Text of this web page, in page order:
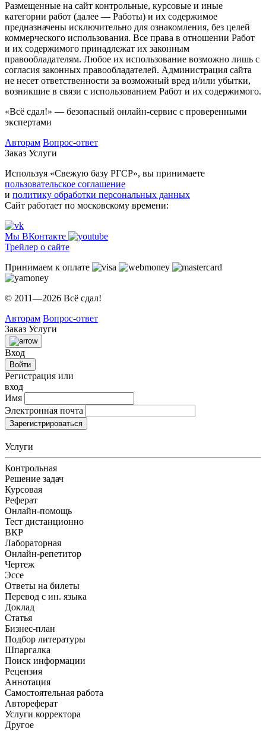
Размещенные на сайт контрольные, курсовые и иные
категории работ (далее — Работы) и их содержимое
предназначены исключительно для ознакомления, без целей
коммерческого использования. Все права в отношении Работ
и их содержимого принадлежат их законным
правообладателям. Любое их использование возможно лишь с
согласия законных правообладателей. Администрация сайта
не несет ответственности за возможный вред и/или убытки,
возникшие в связи с использованием Работ и их содержимого.
«Всё сдал!» — безопасный онлайн-сервис с проверенными
экспертами
Авторам Вопрос-ответ
Заказ Услуги
Используя «Свежую базу РГСР», вы принимаете
пользовательское соглашение
и политику обработки персональных данных
Сайт работает по московскому времени:
Мы ВКонтакте
Трейлер о сайте
Принимаем к оплате
© 2011—2026 Всё сдал!
Авторам Вопрос-ответ
Заказ Услуги
Вход
Войти
Регистрация или
вход
Имя
Электронная почта
Зарегистрироваться
Услуги
Контрольная
Решение задач
Курсовая
Реферат
Онлайн-помощь
Тест дистанционно
ВКР
Лабораторная
Онлайн-репетитор
Чертеж
Эссе
Ответы на билеты
Перевод с ин. языка
Доклад
Статья
Бизнес-план
Подбор литературы
Шпаргалка
Поиск информации
Рецензия
Аннотация
Самостоятельная работа
Автореферат
Услуги корректора
Другое